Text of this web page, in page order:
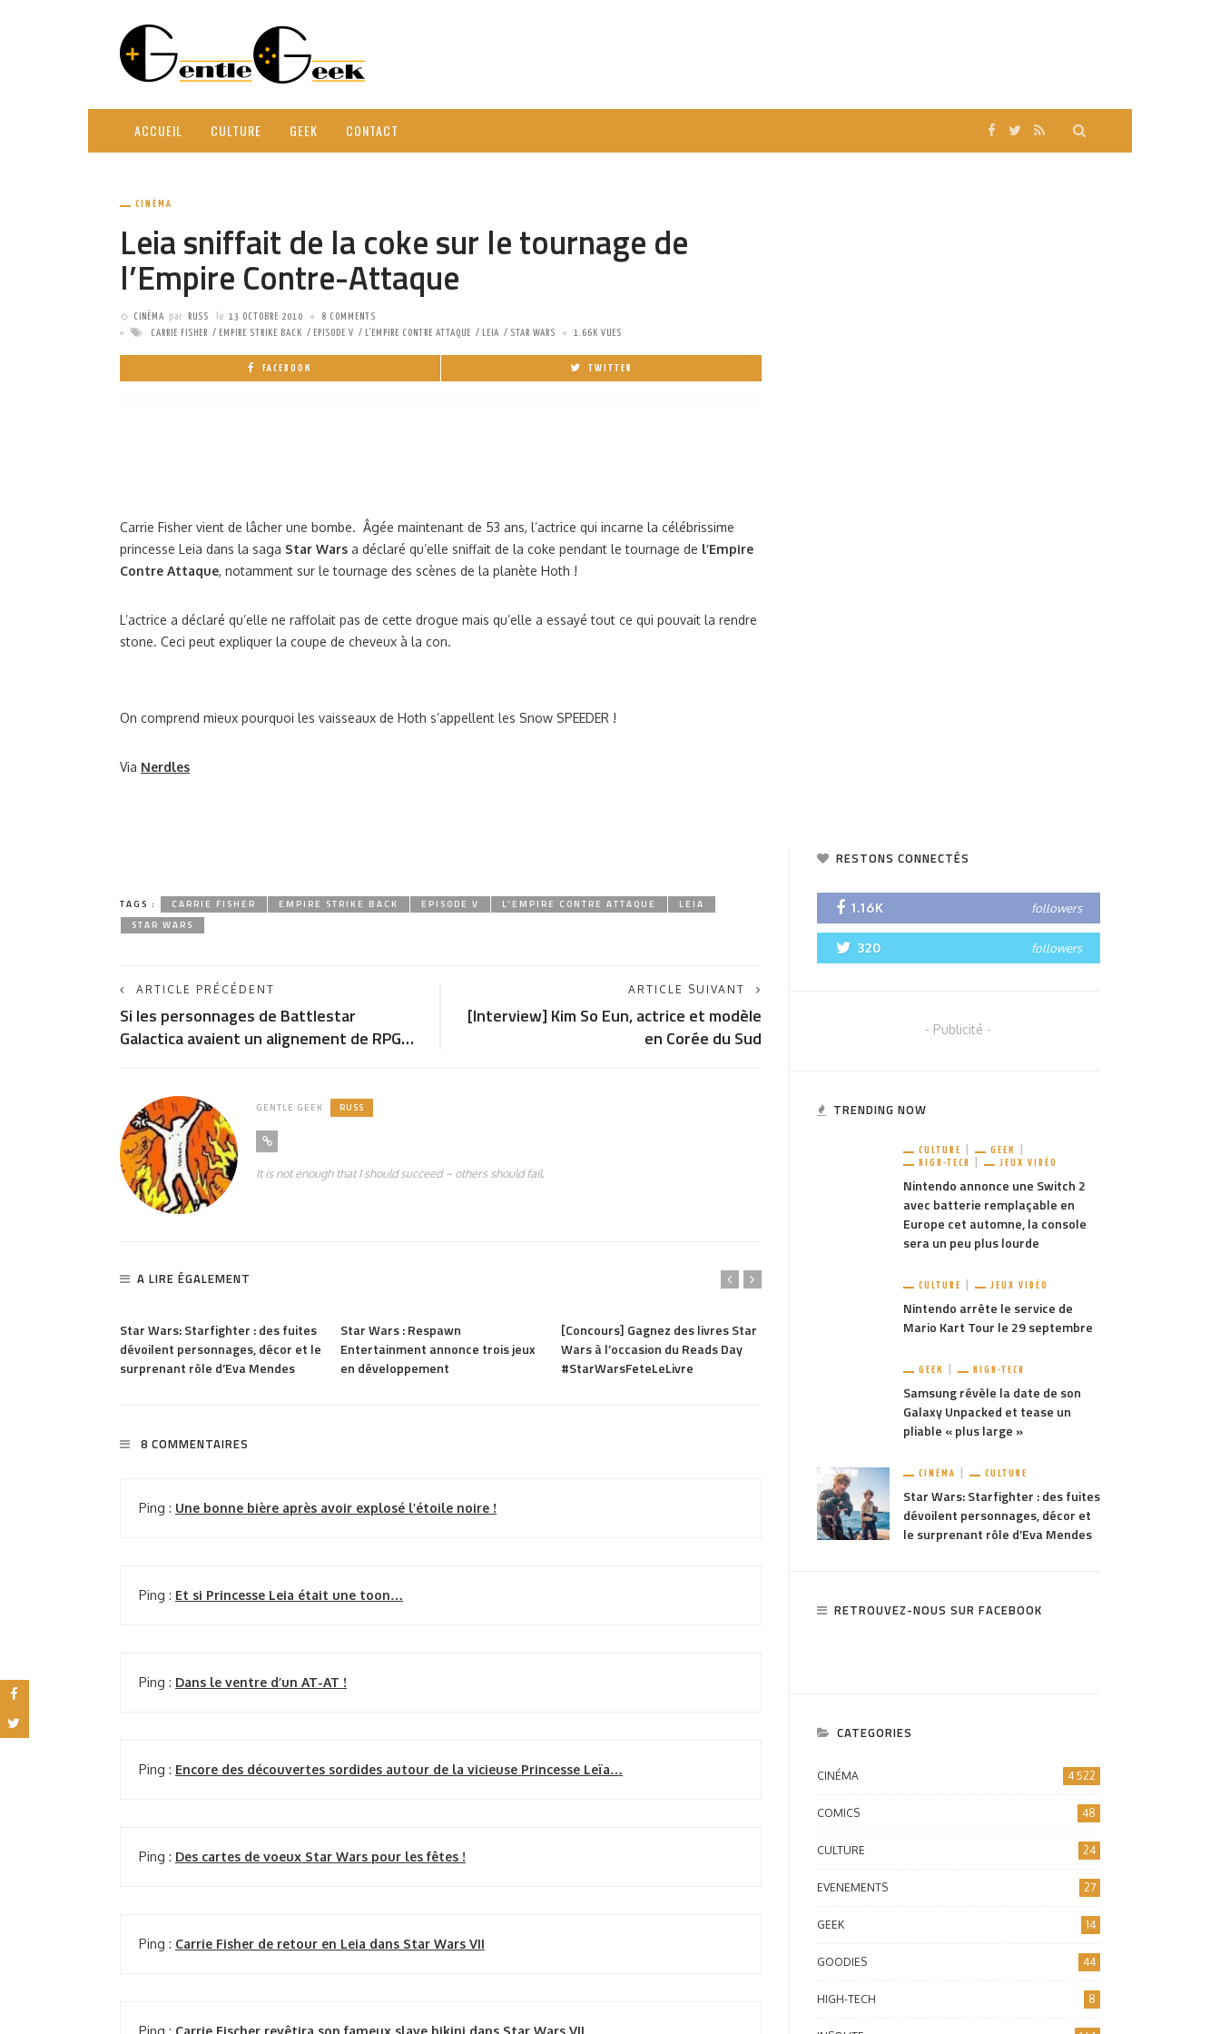
ACCUEIL CULTURE GEEK CONTACT
CINÉMA
Leia sniffait de la coke sur le tournage de
l’Empire Contre-Attaque
CINÉMA par RUSS le 13 OCTOBRE 2010
8 COMMENTS
CARRIE FISHER
EMPIRE STRIKE BACK EPISODE V L'EMPIRE CONTRE ATTAQUE LEIA STAR WARS 1.66K VUES
FACEBOOK TWITTER
Carrie Fisher vient de lâcher une bombe. Âgée maintenant de 53 ans, l’actrice qui incarne la célébrissime
princesse Leia dans la saga Star Wars a déclaré qu’elle sniffait de la coke pendant le tournage de l’Empire
Contre Attaque, notamment sur le tournage des scènes de la planète Hoth !
L’actrice a déclaré qu’elle ne raffolait pas de cette drogue mais qu’elle a essayé tout ce qui pouvait la rendre
stone. Ceci peut expliquer la coupe de cheveux à la con.
On comprend mieux pourquoi les vaisseaux de Hoth s’appellent les Snow SPEEDER !
Via Nerdles
TAGS : CARRIE FISHER EMPIRE STRIKE BACK EPISODE V L'EMPIRE CONTRE ATTAQUE
LEIA
STAR WARS
ARTICLE PRÉCÉDENT
Si les personnages de Battlestar
Galactica avaient un alignement de RPG…
ARTICLE SUIVANT
[Interview] Kim So Eun, actrice et modèle
en Corée du Sud
GENTLE GEEK RUSS
It is not enough that I should succeed – others should fail.
A LIRE ÉGALEMENT
Star Wars: Starfighter : des fuites
dévoilent personnages, décor et le
surprenant rôle d’Eva Mendes
Star Wars : Respawn
Entertainment annonce trois jeux
en développement
[Concours] Gagnez des livres Star
Wars à l’occasion du Reads Day
#StarWarsFeteLeLivre
Rogue One : A Star Wars Story
[E3 2016] Conférence EA
8 COMMENTAIRES
Ping : Une bonne bière après avoir explosé l’étoile noire !
Ping : Et si Princesse Leia était une toon…
Ping : Dans le ventre d’un AT-AT !
Ping : Encore des découvertes sordides autour de la vicieuse Princesse Leïa…
Ping : Des cartes de voeux Star Wars pour les fêtes !
Ping : Carrie Fisher de retour en Leia dans Star Wars VII
Ping : Carrie Fischer revêtira son fameux slave bikini dans Star Wars VII
RESTONS CONNECTÉS
1.16K followers
320 followers
- Publicité -
TRENDING NOW
CULTURE
GEEK
HIGH-TECH
JEUX VIDÉO
Nintendo annonce une Switch 2
avec batterie remplaçable en
Europe cet automne, la console
sera un peu plus lourde
CULTURE JEUX VIDÉO
Nintendo arrête le service de
Mario Kart Tour le 29 septembre
GEEK HIGH-TECH
Samsung révèle la date de son
Galaxy Unpacked et tease un
pliable « plus large »
CINÉMA CULTURE
Star Wars: Starfighter : des fuites
dévoilent personnages, décor et
le surprenant rôle d’Eva Mendes
RETROUVEZ-NOUS SUR FACEBOOK
CATEGORIES
CINÉMA 4 522
COMICS 48
CULTURE 24
EVENEMENTS 27
GEEK 14
GOODIES 44
HIGH-TECH 8